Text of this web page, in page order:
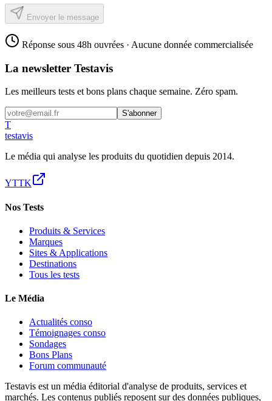
Envoyer le message
Réponse sous 48h ouvrées · Aucune donnée commercialisée
La newsletter Testavis
Les meilleurs tests et bons plans chaque semaine. Zéro spam.
S'abonner
T
testavis
Le média qui analyse les produits du quotidien depuis 2014.
YTTK
Nos Tests
Produits & Services
Marques
Sites & Applications
Destinations
Tous les tests
Le Média
Actualités conso
Témoignages conso
Sondages
Bons Plans
Forum communauté
Testavis est un média éditorial d'analyse de produits, services et
marchés. Les contenus publiés reposent sur des données publiques,